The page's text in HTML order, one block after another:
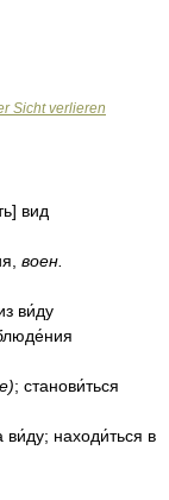
Sicht verlieren
вид
воен.
ви́ду
; станови́ться
ви́ду; находи́ться в